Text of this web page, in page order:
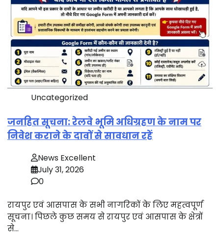
Uncategorized
जनहित सूचना: रेलवे भूमि अधिग्रहण के नाम पर
निवेश कराने के दावों से सावधान रहें
News Excellent
July 31, 2026
0
रायपुर एवं आसपास के सभी नागरिकों के लिए महत्वपूर्ण
सूचना। पिछले कुछ समय से रायपुर एवं आसपास के क्षेत्रों
से…